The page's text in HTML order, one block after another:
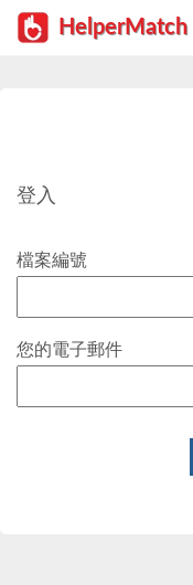
HelperMatch
登入
檔案編號
您的電子郵件